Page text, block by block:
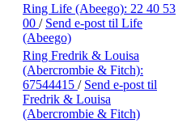
Ring Life (Abeego): 22 40 53
00 / Send e-post til Life
(Abeego)
Ring Fredrik & Louisa
(Abercrombie & Fitch):
67544415 / Send e-post til
Fredrik & Louisa
(Abercrombie & Fitch)